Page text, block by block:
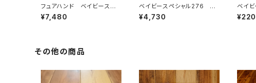
フュアハンド ベイビースペ
シャル276
¥7,480
ベイビースペシャル276 ジ
ンク
¥4,730
ベイ
ィック
¥220
その他の商品